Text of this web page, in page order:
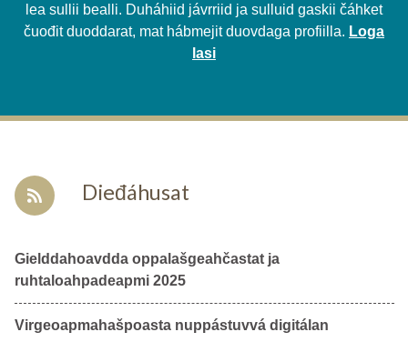
lea sullii bealli. Duháhiid jávrriid ja sulluid gaskii čáhket
čuođit duoddarat, mat hábmejit duovdaga profiilla. Loga
lasi
Dieđáhusat
Gielddahoavdda oppalašgeahčastat ja
ruhtaloahpadeapmi 2025
Virgeoapmahašpoasta nuppástuvvá digitálan